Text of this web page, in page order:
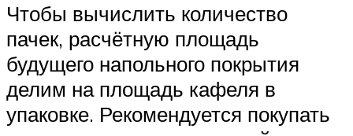
Чтобы вычислить количество
пачек, расчётную площадь
будущего напольного покрытия
делим на площадь кафеля в
упаковке. Рекомендуется покупать